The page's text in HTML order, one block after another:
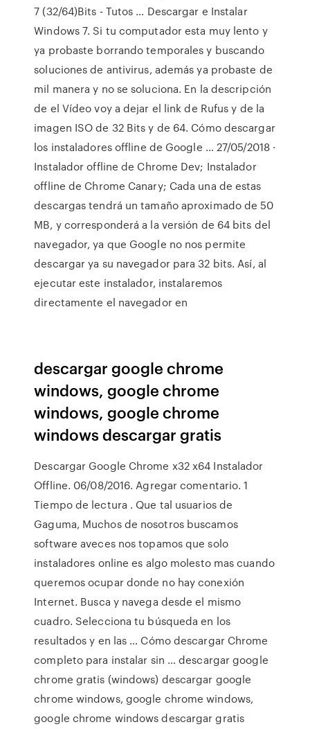
7 (32/64)Bits - Tutos … Descargar e Instalar
Windows 7. Si tu computador esta muy lento y
ya probaste borrando temporales y buscando
soluciones de antivirus, además ya probaste de
mil manera y no se soluciona. En la descripción
de el Vídeo voy a dejar el link de Rufus y de la
imagen ISO de 32 Bits y de 64. Cómo descargar
los instaladores offline de Google … 27/05/2018 ·
Instalador offline de Chrome Dev; Instalador
offline de Chrome Canary; Cada una de estas
descargas tendrá un tamaño aproximado de 50
MB, y corresponderá a la versión de 64 bits del
navegador, ya que Google no nos permite
descargar ya su navegador para 32 bits. Así, al
ejecutar este instalador, instalaremos
directamente el navegador en
descargar google chrome
windows, google chrome
windows, google chrome
windows descargar gratis
Descargar Google Chrome x32 x64 Instalador
Offline. 06/08/2016. Agregar comentario. 1
Tiempo de lectura . Que tal usuarios de
Gaguma, Muchos de nosotros buscamos
software aveces nos topamos que solo
instaladores online es algo molesto mas cuando
queremos ocupar donde no hay conexión
Internet. Busca y navega desde el mismo
cuadro. Selecciona tu búsqueda en los
resultados y en las … Cómo descargar Chrome
completo para instalar sin … descargar google
chrome gratis (windows) descargar google
chrome windows, google chrome windows,
google chrome windows descargar gratis